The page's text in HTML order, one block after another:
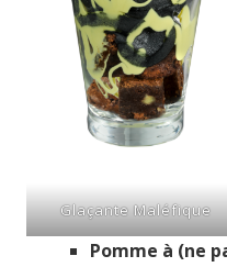
Glaçante Maléfique
Pomme à (ne